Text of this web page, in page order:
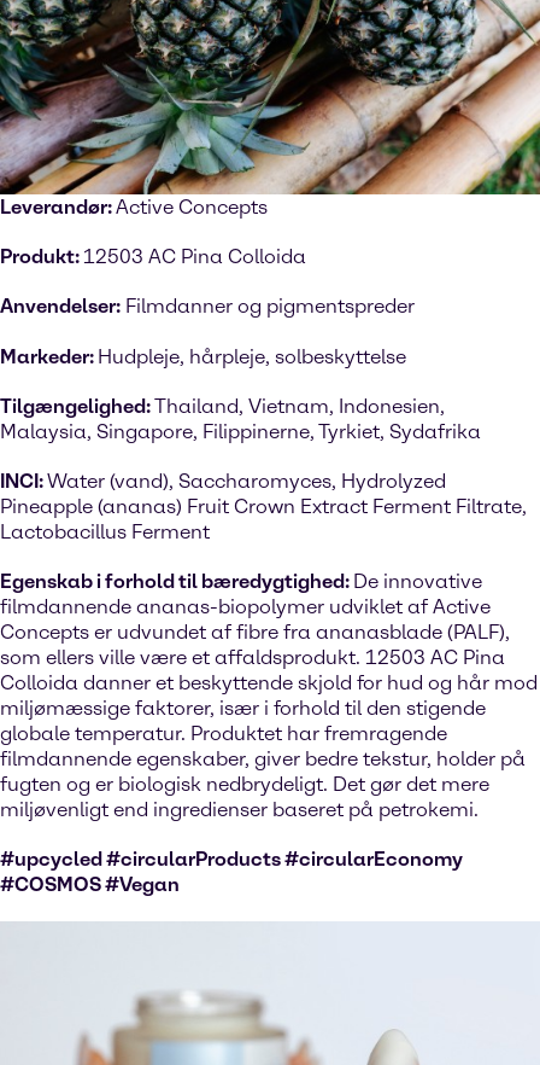
Leverandør:Active Concepts
Produkt:12503 AC Pina Colloida
Anvendelser: Filmdanner og pigmentspreder
Markeder: Hudpleje, hårpleje, solbeskyttelse
Tilgængelighed:Thailand, Vietnam, Indonesien,
Malaysia, Singapore, Filippinerne, Tyrkiet, Sydafrika
INCI:Water (vand), Saccharomyces, Hydrolyzed
Pineapple (ananas) Fruit Crown Extract Ferment Filtrate,
Lactobacillus Ferment
Egenskab i forhold til bæredygtighed: De innovative
filmdannende ananas-biopolymer udviklet af Active
Concepts er udvundet af fibre fra ananasblade (PALF),
som ellers ville være et affaldsprodukt. 12503 AC Pina
Colloida danner et beskyttende skjold for hud og hår mod
miljømæssige faktorer, især i forhold til den stigende
globale temperatur. Produktet har fremragende
filmdannende egenskaber, giver bedre tekstur, holder på
fugten og er biologisk nedbrydeligt. Det gør det mere
miljøvenligt end ingredienser baseret på petrokemi.
#upcycled #circularProducts #circularEconomy
#COSMOS #Vegan